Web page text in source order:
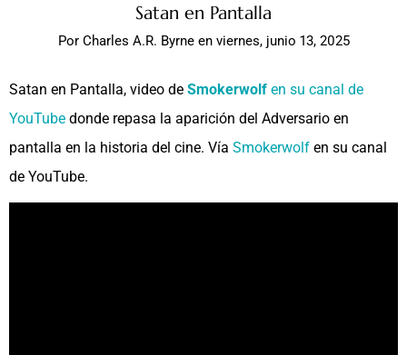
Satan en Pantalla
Por Charles A.R. Byrne en viernes, junio 13, 2025
Satan en Pantalla, video de Smokerwolf en su canal de
YouTube donde repasa la aparición del Adversario en
pantalla en la historia del cine. Vía Smokerwolf en su canal
de YouTube.